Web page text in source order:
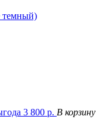
темный)
3 800 р. В корзину